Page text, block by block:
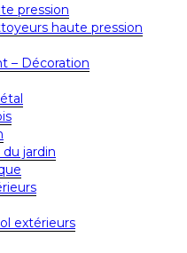
pression
haute pression
– Décoration
jardin
extérieurs